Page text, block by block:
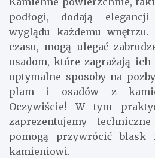
podłogi, dodają
wyglądu każdemu wnętrzu.
czasu, mogą ulegać
osadom, które zagrażają ich
optymalne sposoby na
plam i osadów z
Oczywiście! W tym
zaprezentujemy
pomogą przywrócić blask
kamieniowi.